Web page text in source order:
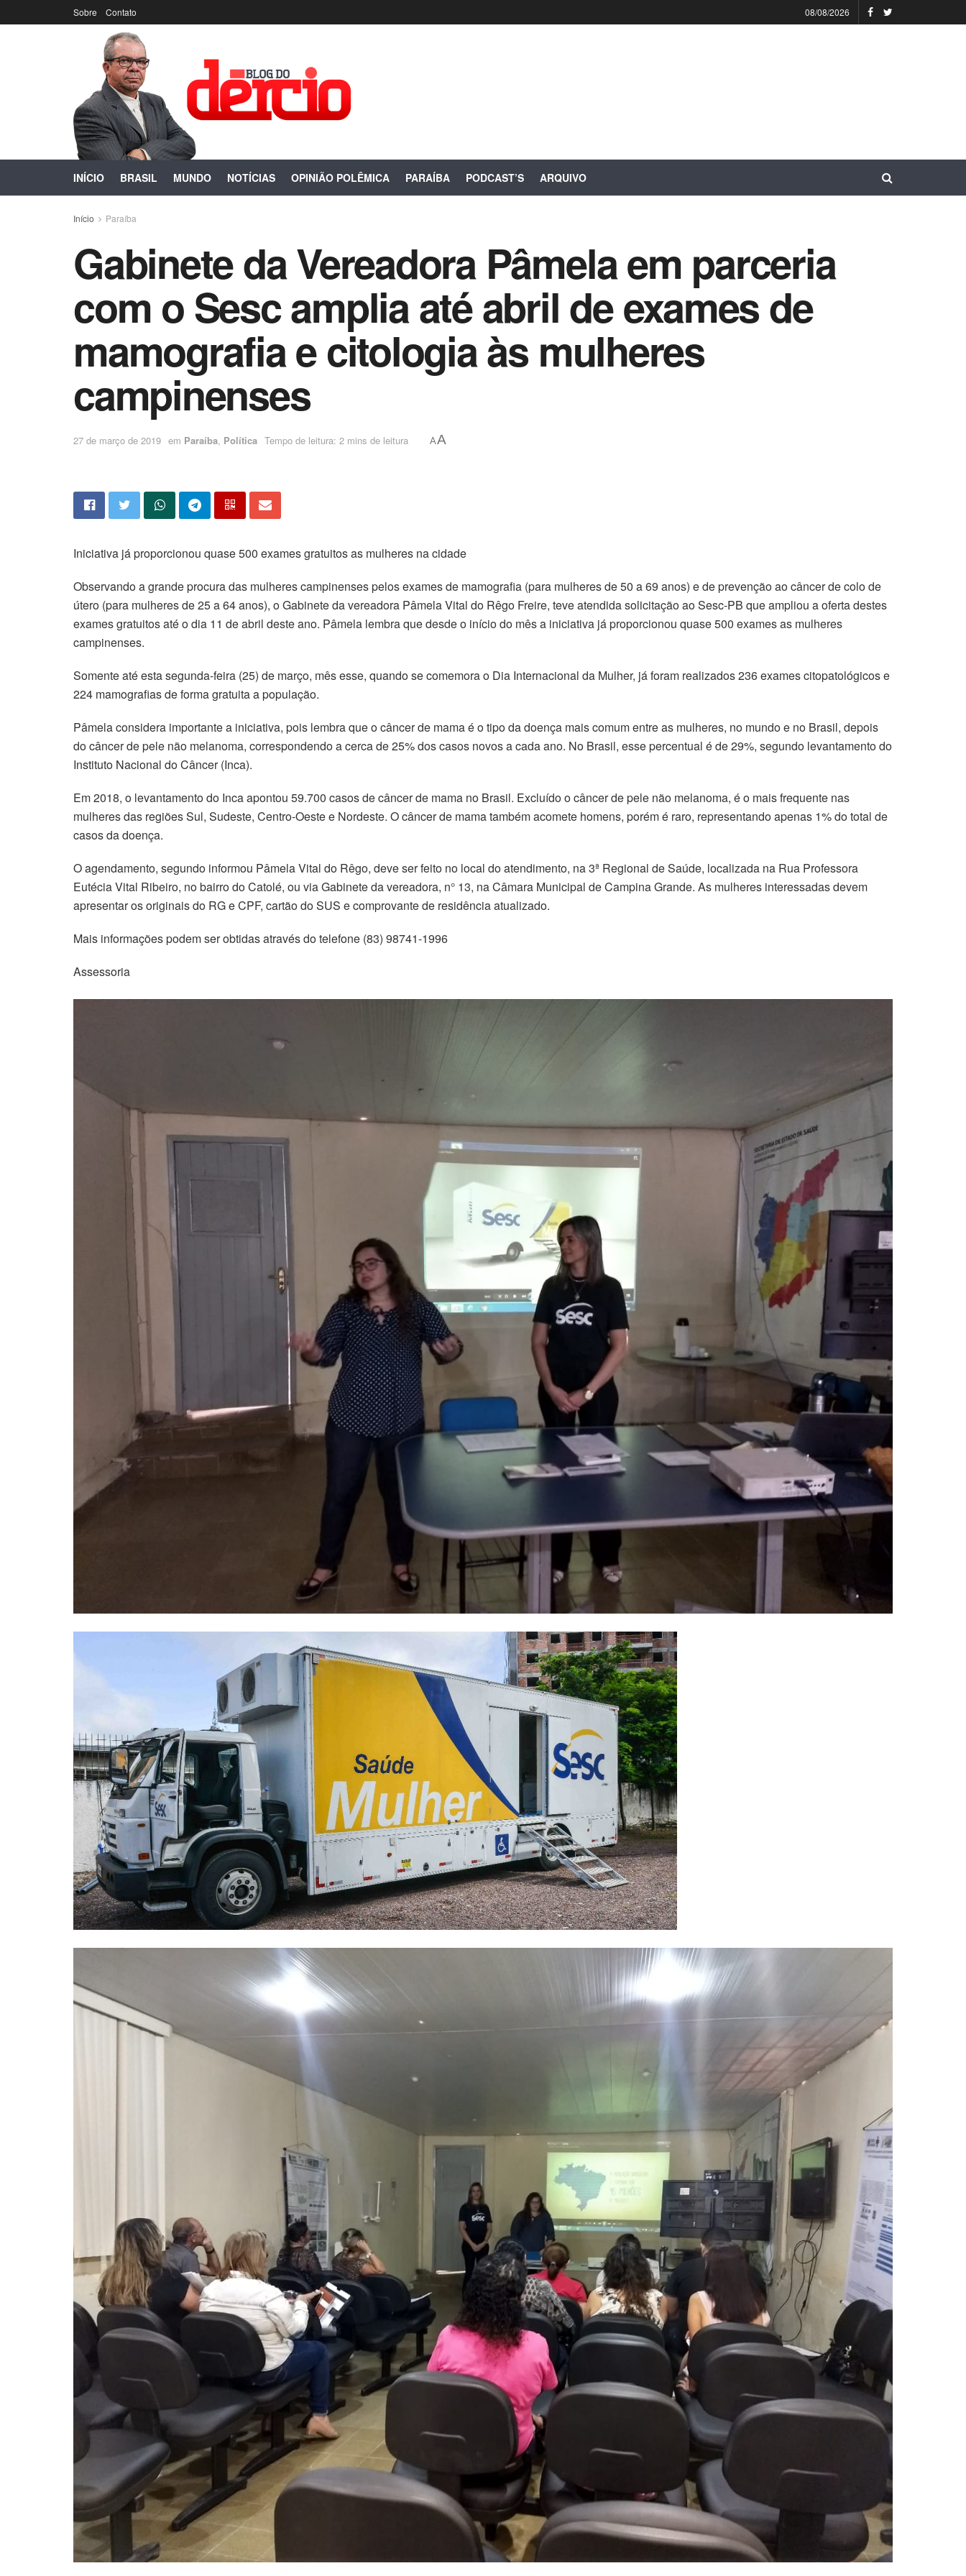
Sobre Contato 08/08/2026
INÍCIO BRASIL MUNDO NOTÍCIAS OPINIÃO POLÊMICA PARAÍBA PODCAST’S ARQUIVO
Início Paraíba
Gabinete da Vereadora Pâmela em parceria
com o Sesc amplia até abril de exames de
mamografia e citologia às mulheres
campinenses
27 de março de 2019 em Paraíba, Política Tempo de leitura: 2 mins de leitura AA
Iniciativa já proporcionou quase 500 exames gratuitos as mulheres na cidade
Observando a grande procura das mulheres campinenses pelos exames de mamografia (para mulheres de 50 a 69 anos) e de prevenção ao câncer de colo de
útero (para mulheres de 25 a 64 anos), o Gabinete da vereadora Pâmela Vital do Rêgo Freire, teve atendida solicitação ao Sesc-PB que ampliou a oferta destes
exames gratuitos até o dia 11 de abril deste ano. Pâmela lembra que desde o início do mês a iniciativa já proporcionou quase 500 exames as mulheres
campinenses.
Somente até esta segunda-feira (25) de março, mês esse, quando se comemora o Dia Internacional da Mulher, já foram realizados 236 exames citopatológicos e
224 mamografias de forma gratuita a população.
Pâmela considera importante a iniciativa, pois lembra que o câncer de mama é o tipo da doença mais comum entre as mulheres, no mundo e no Brasil, depois
do câncer de pele não melanoma, correspondendo a cerca de 25% dos casos novos a cada ano. No Brasil, esse percentual é de 29%, segundo levantamento do
Instituto Nacional do Câncer (Inca).
Em 2018, o levantamento do Inca apontou 59.700 casos de câncer de mama no Brasil. Excluído o câncer de pele não melanoma, é o mais frequente nas
mulheres das regiões Sul, Sudeste, Centro-Oeste e Nordeste. O câncer de mama também acomete homens, porém é raro, representando apenas 1% do total de
casos da doença.
O agendamento, segundo informou Pâmela Vital do Rêgo, deve ser feito no local do atendimento, na 3ª Regional de Saúde, localizada na Rua Professora
Eutécia Vital Ribeiro, no bairro do Catolé, ou via Gabinete da vereadora, n° 13, na Câmara Municipal de Campina Grande. As mulheres interessadas devem
apresentar os originais do RG e CPF, cartão do SUS e comprovante de residência atualizado.
Mais informações podem ser obtidas através do telefone (83) 98741-1996
Assessoria